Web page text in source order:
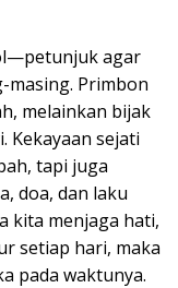
agar
masing. Primbon
melainkan bijak
Kekayaan sejati
tapi juga
doa, dan laku
kita menjaga hati,
setiap hari, maka
pada waktunya.